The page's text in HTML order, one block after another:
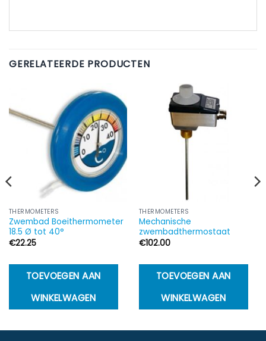
GERELATEERDE PRODUCTEN
THERMOMETERS
Zwembad Boeithermometer
18.5 Ø tot 40°
€22.25
TOEVOEGEN AAN
WINKELWAGEN
THERMOMETERS
Mechanische
zwembadthermostaat
€102.00
TOEVOEGEN AAN
WINKELWAGEN